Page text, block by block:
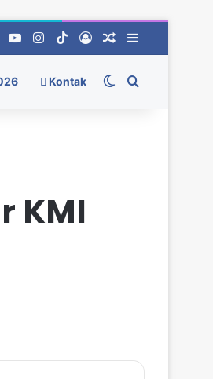
FacebookYouTubeInstagram
TikTokLog InRandom Berita
Kontak Switch skin
Pencarian
KMI